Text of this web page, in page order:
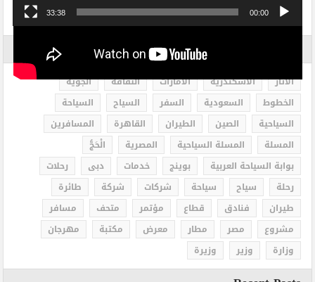
00:00
33:38
الاثار الاسكندرية الامارات الثقافة
الجوية
الخطوط
السعودية السفر السياح
السياحة
السياحية
الصين الطيران القاهرة
المسافرين
المسلة
المسلة السياحية المصرية
الْحَجُّ
بوابة السياحة العربية
بوينج خدمات دبى
رحلات
رحلة
سياح سياحة شركات شركة
طائرة
طيران
فنادق قطاع مؤتمر متحف
مسافر
مشروع
مصر مطار معرض مكتبة
مهرجان
وزارة
وزير وزيرة